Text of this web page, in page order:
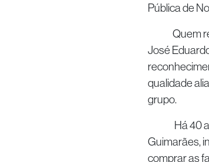
Pública de
Quem
José
qualidade
grupo.
Há 40
Guimarães,
comprar as